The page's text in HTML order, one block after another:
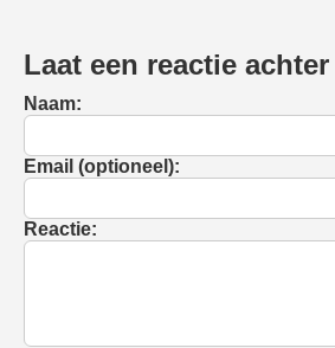
Laat een reactie achter
Naam:
Email (optioneel):
Reactie: